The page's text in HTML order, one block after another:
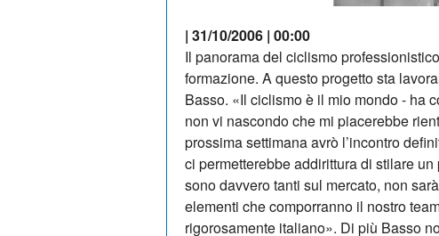
| 31/10/2006 | 00:00
Il panorama del ciclismo
formazione. A questo progetto sta
Basso. «Il ciclismo è il mio mondo - ha
non vi nascondo che mi piacerebbe
prossima settimana avrò l’incontro
ci permetterebbe addirittura di stilare
sono davvero tanti sul mercato, non
elementi che comporranno il nostro
rigorosamente italiano». Di più Basso